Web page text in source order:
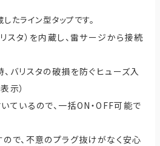
たライン型タップです。
タ）を内蔵し、雷サージから接続
バリスタの破損を防ぐヒューズ入
示）
ているので、一括ON・OFF可能で
で、不意のプラグ抜けがなく安心